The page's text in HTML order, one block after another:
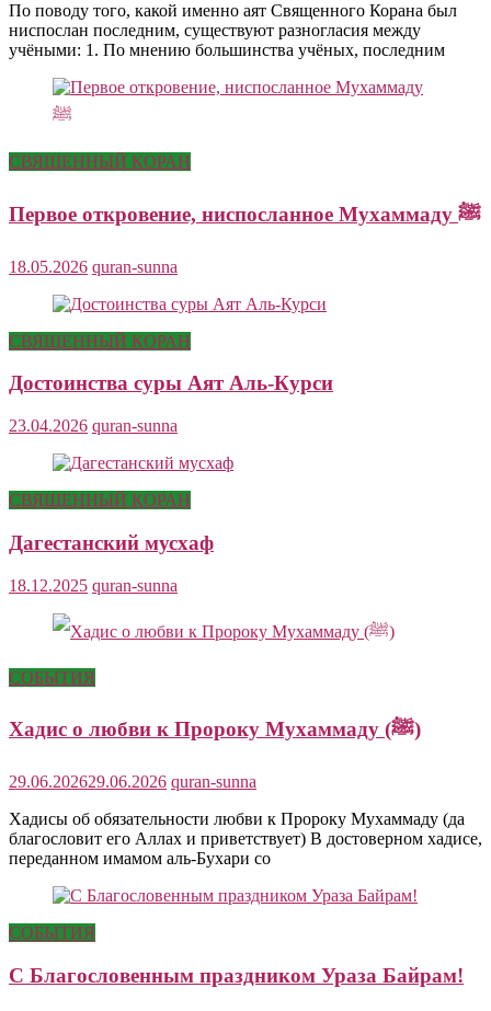
По поводу того, какой именно аят Священного Корана был
ниспослан последним, существуют разногласия между
учёными: 1. По мнению большинства учёных, последним
СВЯЩЕННЫЙ КОРАН
Первое откровение, ниспосланное Мухаммаду ﷺ
18.05.2026 quran-sunna
СВЯЩЕННЫЙ КОРАН
Достоинства суры Аят Аль-Курси
23.04.2026 quran-sunna
СВЯЩЕННЫЙ КОРАН
Дагестанский мусхаф
18.12.2025 quran-sunna
СОБЫТИЯ
Хадис о любви к Пророку Мухаммаду (ﷺ)
29.06.202629.06.2026 quran-sunna
Хадисы об обязательности любви к Пророку Мухаммаду (да
благословит его Аллах и приветствует) В достоверном хадисе,
переданном имамом аль-Бухари со
СОБЫТИЯ
С Благословенным праздником Ураза Байрам!